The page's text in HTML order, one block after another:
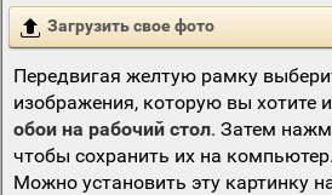
Загрузить свое фото
Передвигая желтую рамку
изображения, которую вы хотите
обои на рабочий стол. Затем
чтобы сохранить их на компьютер.
Можно установить эту картинку